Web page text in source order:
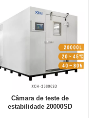
Câmara de teste de
estabilidade 20000SD